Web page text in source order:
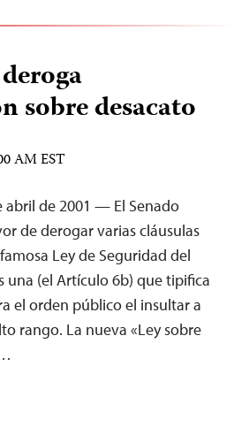
sobre desacato
AM EST
abril de 2001 — El Senado
de derogar varias cláusulas
Ley de Seguridad del
una (el Artículo 6b) que tipifica
el orden público el insultar a
rango. La nueva «Ley sobre